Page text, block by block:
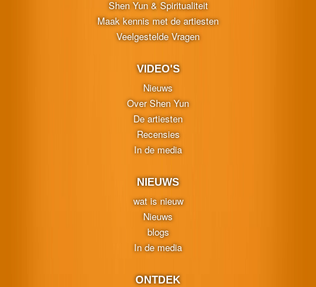
Shen Yun & Spiritualiteit
Maak kennis met de artiesten
Veelgestelde Vragen
VIDEO'S
Nieuws
Over Shen Yun
De artiesten
Recensies
In de media
NIEUWS
wat is nieuw
Nieuws
blogs
In de media
ONTDEK